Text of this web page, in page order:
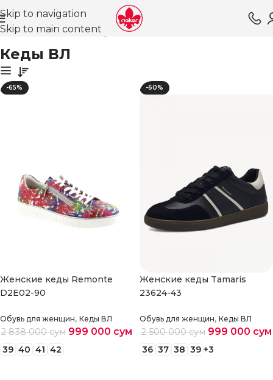
Skip to navigation
Skip to main content
Главная Магазин Обувь для женщин
Кеды ВЛ
-65%
Женские кеды Remonte
D2E02-90
Обувь для женщин, Кеды ВЛ
2 838 000сум 999 000 сум
39 40 41 42
-60%
Женские кеды Tamaris
23624-43
Обувь для женщин, Кеды ВЛ
2 500 000сум 999 000 сум
36 37 38 39 +3